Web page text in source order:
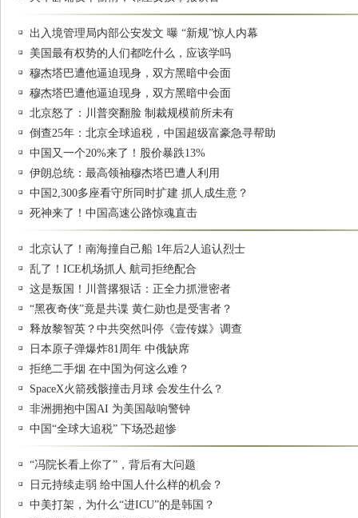
出入境管理局内部公安发文 曝 “新规”惊人内幕
美国最有权势的人们都吃什么，应该学吗
穆杰塔巴遭他逼迫现身，双方黑暗中会面
穆杰塔巴遭他逼迫现身，双方黑暗中会面
北京怒了：川普突翻脸 制裁规模前所未有
倒查25年：北京全球追税，中国超级富豪急寻帮助
中国又一个20%来了！股价暴跌13%
伊朗总统：最高领袖穆杰塔巴遭人利用
中国2,300多座看守所同时扩建 抓人成生意？
死神来了！中国高速公路惊魂直击
北京认了！南海撞自己船 1年后2人追认烈士
乱了！ICE机场抓人 航司拒绝配合
这是叛国！川普撂狠话：正全力抓泄密者
“黑夜奇侠”竟是共谍 黄仁勋也是受害者？
释放黎智英？中共突然叫停《壹传媒》调查
日本原子弹爆炸81周年 中俄缺席
拒绝二手烟 在中国为何这么难？
SpaceX火箭残骸撞击月球 会发生什么？
非洲拥抱中国AI 为美国敲响警钟
中国“全球大追税” 下场恐超惨
“冯院长看上你了”，背后有大问题
日元持续走弱 给中国人什么样的机会？
中美打架，为什么“进ICU”的是韩国？